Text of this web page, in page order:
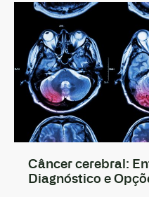
Câncer cerebral:
Diagnóstico e